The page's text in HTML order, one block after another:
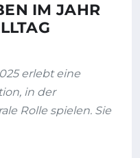
IM JAHR
erlebt eine
in der
Rolle spielen. Sie